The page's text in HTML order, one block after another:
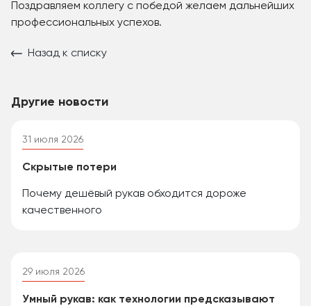
Поздравляем коллегу с победой желаем дальнейших
профессиональных успехов.
Назад к списку
Другие новости
31 июля 2026
Скрытые потери
Почему дешёвый рукав обходится дороже
качественного
29 июля 2026
Умный рукав: как технологии предсказывают